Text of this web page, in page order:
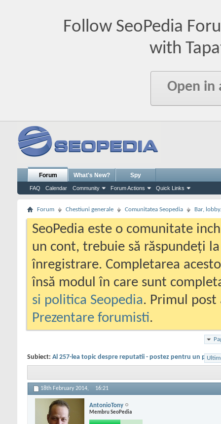
Follow SeoPedia
with
Open in
Forum
FAQ Calendar Community Forum Actions Quick Links
What's New? Spy
Forum Chestiuni generale Comunitatea Seopedia Bar,
SeoPedia este o comunitate
un cont, trebuie să răspundeți
înregistrare. Completarea
însă modul în care sunt
si politica Seopedia. Primul
Prezentare forumisti.
Subiect: Al 257-lea topic despre reputatii - postez pentru un
18th February 2014, 16:21
AntonioTony
Membru SeoPedia